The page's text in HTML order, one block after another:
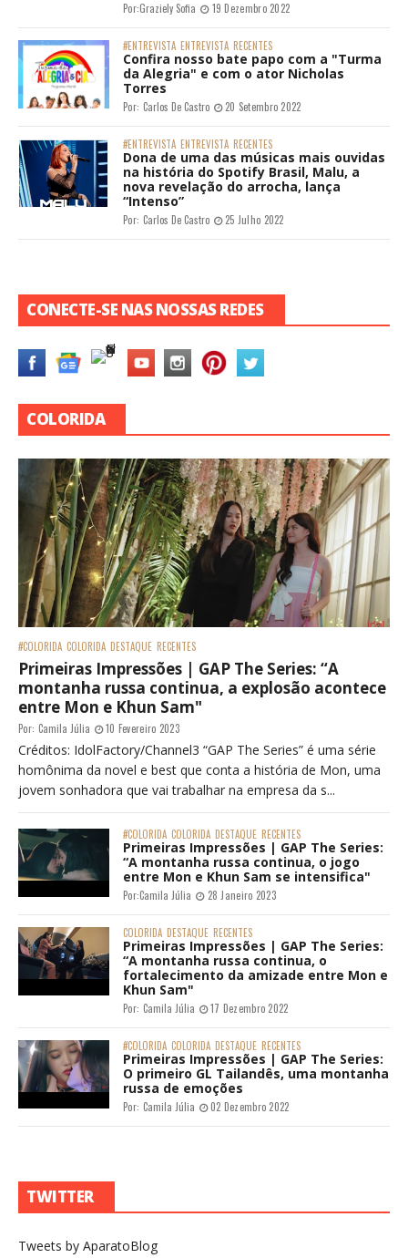
Por:Graziely Sofia 19 Dezembro 2022
#ENTREVISTA ENTREVISTA RECENTES
Confira nosso bate papo com a "Turma
da Alegria" e com o ator Nicholas
Torres
Por: Carlos De Castro 20 Setembro 2022
#ENTREVISTA ENTREVISTA RECENTES
Dona de uma das músicas mais ouvidas
na história do Spotify Brasil, Malu, a
nova revelação do arrocha, lança
“Intenso”
Por: Carlos De Castro 25 Julho 2022
CONECTE-SE NAS NOSSAS REDES
COLORIDA
#COLORIDA COLORIDA DESTAQUE RECENTES
Primeiras Impressões | GAP The Series: “A
montanha russa continua, a explosão acontece
entre Mon e Khun Sam"
Por: Camila Júlia 10 Fevereiro 2023
Créditos: IdolFactory/Channel3 “GAP The Series” é uma série
homônima da novel e best que conta a história de Mon, uma
jovem sonhadora que vai trabalhar na empresa da s...
#COLORIDA COLORIDA DESTAQUE RECENTES
Primeiras Impressões | GAP The Series:
“A montanha russa continua, o jogo
entre Mon e Khun Sam se intensifica"
Por:Camila Júlia 28 Janeiro 2023
COLORIDA DESTAQUE RECENTES
Primeiras Impressões | GAP The Series:
“A montanha russa continua, o
fortalecimento da amizade entre Mon e
Khun Sam"
Por: Camila Júlia 17 Dezembro 2022
#COLORIDA COLORIDA DESTAQUE RECENTES
Primeiras Impressões | GAP The Series:
O primeiro GL Tailandês, uma montanha
russa de emoções
Por: Camila Júlia 02 Dezembro 2022
TWITTER
Tweets by AparatoBlog